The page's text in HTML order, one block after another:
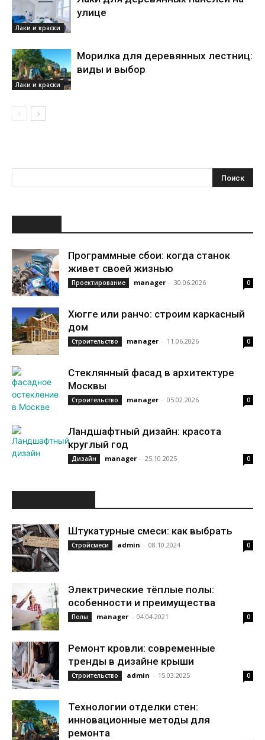
Лаки и краски
улице
Лаки и краски
Морилка для деревянных лестниц:
виды и выбор
Программные сбои: когда станок
живет своей жизнью
Проектирование manager - 30.06.2026 0
Хюгге или ранчо: строим каркасный
дом
Строительство manager - 11.06.2026 0
Стеклянный фасад в архитектуре
Москвы
Строительство manager - 05.02.2026 0
Ландшафтный дизайн: красота
круглый год
Дизайн manager - 25.10.2025 0
Штукатурные смеси: как выбрать
Стройсмеси admin - 08.10.2024 0
Электрические тёплые полы:
особенности и преимущества
Полы manager - 04.04.2021 0
Ремонт кровли: современные
тренды в дизайне крыши
Строительство admin - 15.03.2025 0
Технологии отделки стен:
инновационные методы для
ремонта